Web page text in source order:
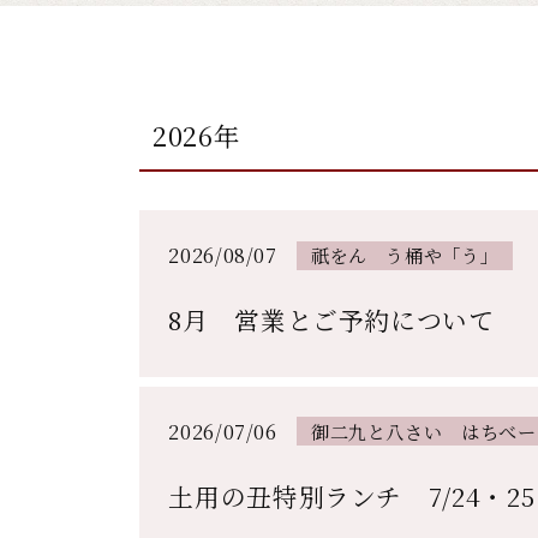
2026年
2026/08/07 祇をん う桶や「う」
8月 営業とご予約について
2026/07/06 御二九と八さい はちべー
土用の丑特別ランチ 7/24・